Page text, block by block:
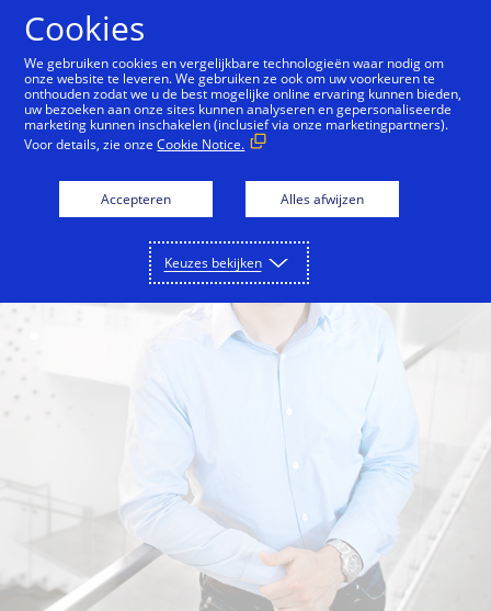
Back to Inside Innovation Sheri Atwood Ellen
Cookies
We gebruiken cookies en vergelijkbare technologieën waar nodig om
onze website te leveren. We gebruiken ze ook om uw voorkeuren te
onthouden zodat we u de best mogelijke online ervaring kunnen bieden,
uw bezoeken aan onze sites kunnen analyseren en gepersonaliseerde
marketing kunnen inschakelen (inclusief via onze marketingpartners).
Voor details, zie onzeCookie Notice.
Accepteren Alles afwijzen
Keuzes bekijken